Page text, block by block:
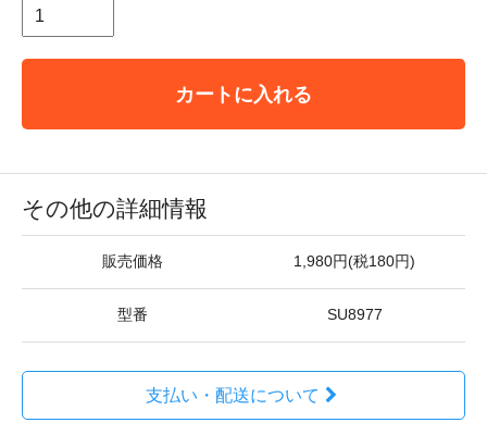
カートに入れる
その他の詳細情報
販売価格 1,980円(税180円)
型番 SU8977
支払い・配送について